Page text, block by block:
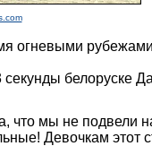
огневыми
белоруске
что мы не подвели
Девочкам этот